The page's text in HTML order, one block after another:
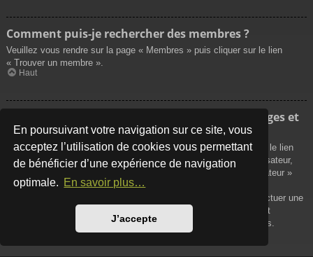
En poursuivant votre navigation sur ce site, vous
acceptez l’utilisation de cookies vous permettant
de bénéficier d’une expérience de navigation
optimale. En savoir plus…
J’accepte
Comment puis-je rechercher des membres ?
Veuillez vous rendre sur la page « Membres » puis cliquer sur le lien
« Trouver un membre ».
Haut
Comment puis-je retrouver mes propres messages et
sujets ?
Vos propres messages peuvent être affichés soit en cliquant sur le lien
« Afficher vos messages » dans le panneau de contrôle de l’utilisateur,
soit en cliquant sur le lien « Rechercher les messages de l’utilisateur »
sur la page de votre propre profil ou soit en cliquant sur le menu
« Raccourcis » situé sur la partie supérieure du forum. Pour effectuer une
recherche de vos propres sujets, utilisez la recherche avancée et
remplissez convenablement les options qui vous sont disponibles.